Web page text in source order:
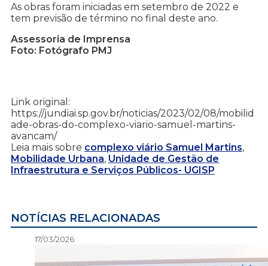
As obras foram iniciadas em setembro de 2022 e
tem previsão de término no final deste ano.
Assessoria de Imprensa
Foto: Fotógrafo PMJ
Link original:
https://jundiai.sp.gov.br/noticias/2023/02/08/mobilid
ade-obras-do-complexo-viario-samuel-martins-
avancam/
Leia mais sobre complexo viário Samuel Martins,
Mobilidade Urbana, Unidade de Gestão de
Infraestrutura e Serviços Públicos- UGISP
NOTÍCIAS RELACIONADAS
17/03/2026